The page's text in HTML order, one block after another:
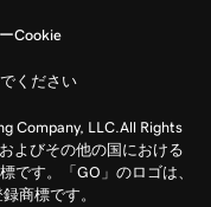
Cookie
ください
Company, LLC.All Rights
よびその他の国における
です。「GO」のロゴは、
商標です。